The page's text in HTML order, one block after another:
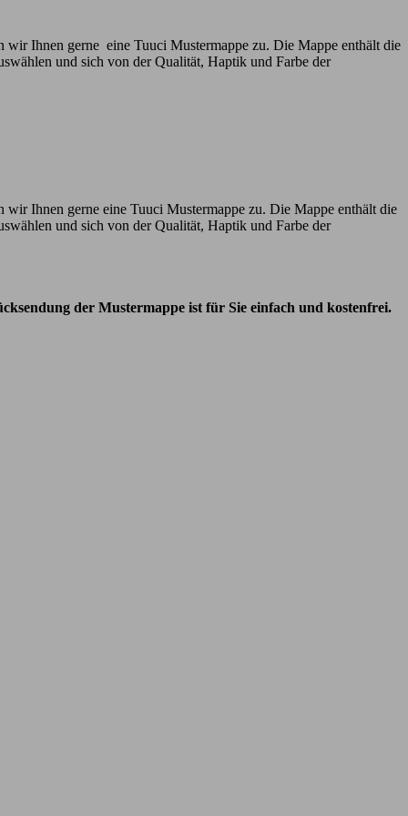
Ihnen gerne eine Tuuci Mustermappe zu. Die Mappe enthält die
und sich von der Qualität, Haptik und Farbe der
Ihnen gerne eine Tuuci Mustermappe zu. Die Mappe enthält die
und sich von der Qualität, Haptik und Farbe der
der Mustermappe ist für Sie einfach und kostenfrei.